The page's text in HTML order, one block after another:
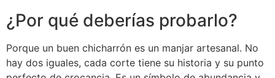
¿Por qué deberías probarlo?
Porque un buen chicharrón es un manjar artesanal. No
hay dos iguales, cada corte tiene su historia y su punto